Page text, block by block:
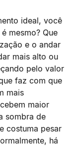
ideal, você
mesmo? Que
e o andar
mais alto ou
pelo valor
faz com que
mais
maior
sombra de
costuma pesar
há